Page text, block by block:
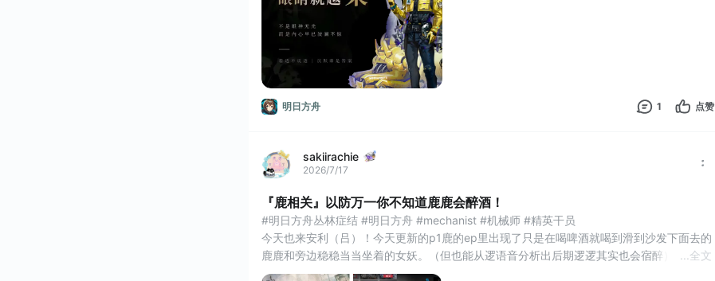
明日方舟 1 点赞
sakiirachie
2026/7/17
『鹿相关』以防万一你不知道鹿鹿会醉酒！
#明日方舟丛林症结 #明日方舟 #mechanist #机械师 #精英干员
今天也来安利（吕）！今天更新的p1鹿的ep里出现了只是在喝啤酒就喝到滑到沙发下面去的
鹿鹿和旁边稳稳当当坐着的女妖。（但也能从逻语音分析出后期逻逻其实也会宿醉）
可以从p2矢量突破里的鹿鹿设定和官方一些零碎信息看出来，精英干员们平时也会一起喝
全文